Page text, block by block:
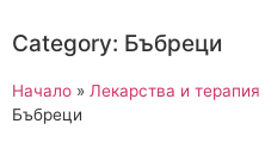
Category: Бъбреци
Начало » Лекарства и терапия
Бъбреци